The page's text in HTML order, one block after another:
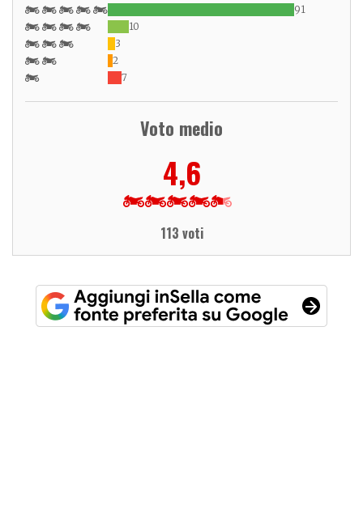
91
10
3
2
7
Voto medio
4,6
113 voti